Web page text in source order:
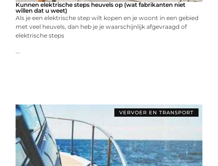
Kunnen elektrische steps heuvels op (wat fabrikanten niet
willen dat u weet)
Als je een elektrische step wilt kopen en je woont in een gebied
met veel heuvels, dan heb je je waarschijnlijk afgevraagd of
elektrische steps
...
VERVOER EN TRANSPORT